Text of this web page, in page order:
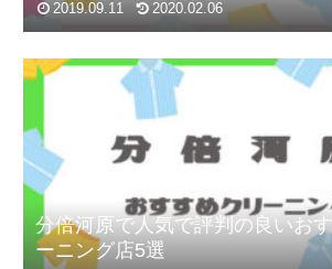
2019.09.11 2020.02.06
分倍河原で人気で評判の良いお
ーニング店5選